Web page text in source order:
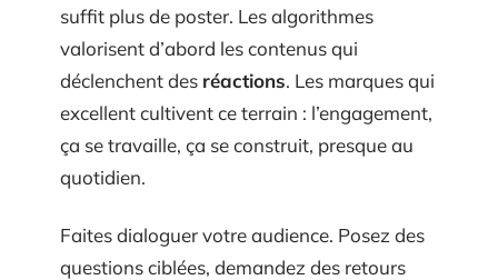
suffit plus de poster. Les algorithmes
valorisent d’abord les contenus qui
déclenchent des réactions. Les marques qui
excellent cultivent ce terrain : l’engagement,
ça se travaille, ça se construit, presque au
quotidien.
Faites dialoguer votre audience. Posez des
questions ciblées, demandez des retours